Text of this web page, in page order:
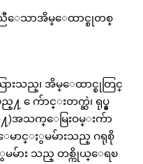
တူညီေသာအိမ္ေထာင္စုတစ္
းသည္၊ အိမ္ေထာင္စုတြင္
ေက်ာင္းတက္ဆဲ၊ ရုပ္နွ
႔)အသက္ေမြးဝမ္းက်ာ
မာင္ႏွမမ်ားသည္ ဂရုစို
မ်ား သည္ တစ္ကိုယ္ေရၿ